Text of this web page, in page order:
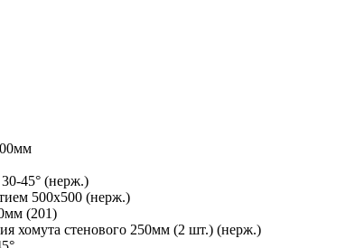
45° (нерж.)
500х500 (нерж.)
(201)
хомута стенового 250мм (2 шт.) (нерж.)